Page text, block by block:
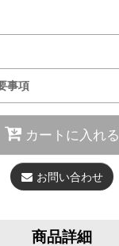
事項
カートに入れる
お問い合わせ
商品詳細